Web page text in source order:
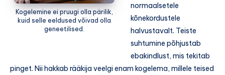
Kogelemine ei pruugi olla pärilik,
kuid selle eeldused võivad olla
geneetilised.
normaalsetele
kõnekordustele
halvustavalt. Teiste
suhtumine põhjustab
ebakindlust, mis tekitab
pinget. Nii hakkab rääkija veelgi enam kogelema, millele teised